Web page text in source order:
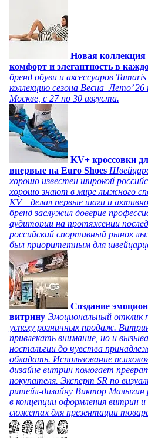
Новая коллекция
комфорт и элегантность в
бренд обуви и аксессуаров
коллекцию сезона Весна–Лето’
Москве, с 27 по 30 августа.
KV+ кроссовки
впервые на Euro Shoes
хорошо известен широкой
хорошо знают в мире лыжного
KV+ делал первые шаги и
бренд заслужил доверие
аудитории на протяжении
российский спортивный рынок
был приоритетным для
Создание
витрину Эмоциональный отклик
успеху розничных продаж.
привлекать внимание, но и
ностальгии до чувства
обладать. Использование
дизайне витрин помогает
покупателя. Эксперт SR по
ритейл-дизайну Виктор Малыгин
в концепции оформления витрин
сюжетах для презентации